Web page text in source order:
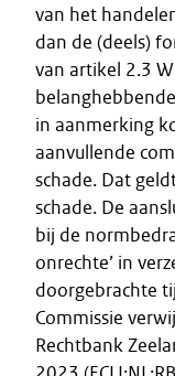
van het
dan de (deels)
van artikel 2.3
in aanmerking
aanvullende
schade. Dat
schade. De
bij de
onrechte’ in
doorgebrachte
Commissie
Rechtbank